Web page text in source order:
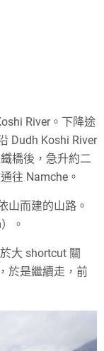
River。下降途
Dudh Koshi River
橋後，急升約二
往 Namche。
山而建的山路。
。
大 shortcut 關
於是繼續走，前